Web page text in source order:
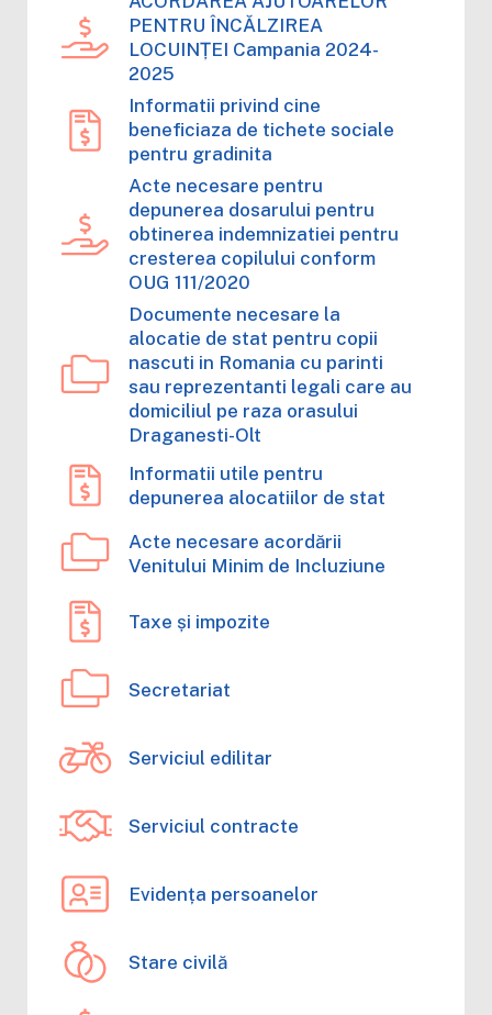
PENTRU ÎNCĂLZIREA
LOCUINȚEI Campania 2024-
2025
Informatii privind cine
beneficiaza de tichete sociale
pentru gradinita
Acte necesare pentru
depunerea dosarului pentru
obtinerea indemnizatiei pentru
cresterea copilului conform
OUG 111/2020
Documente necesare la
alocatie de stat pentru copii
nascuti in Romania cu parinti
sau reprezentanti legali care au
domiciliul pe raza orasului
Draganesti-Olt
Informatii utile pentru
depunerea alocatiilor de stat
Acte necesare acordării
Venitului Minim de Incluziune
Taxe și impozite
Secretariat
Serviciul edilitar
Serviciul contracte
Evidența persoanelor
Stare civilă